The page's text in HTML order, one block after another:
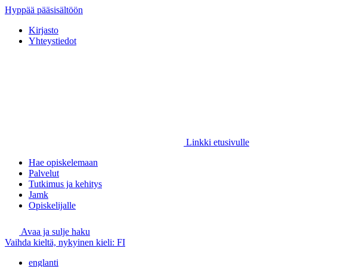
Hyppää pääsisältöön
Kirjasto
Yhteystiedot
Linkki etusivulle
Hae opiskelemaan
Palvelut
Tutkimus ja kehitys
Jamk
Opiskelijalle
Avaa ja sulje haku
Vaihda kieltä, nykyinen kieli: FI
englanti